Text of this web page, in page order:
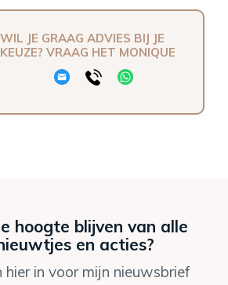
WIL JE GRAAG ADVIES BIJ JE
KEUZE? VRAAG HET MONIQUE
hoogte blijven van alle
en acties?
hier in voor mijn nieuwsbrief